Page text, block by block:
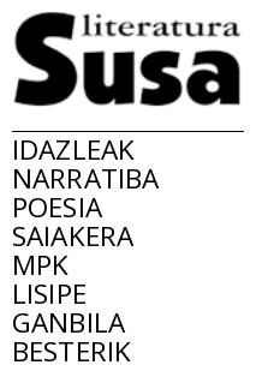
IDAZLEAK
NARRATIBA
POESIA
SAIAKERA
MPK
LISIPE
GANBILA
BESTERIK